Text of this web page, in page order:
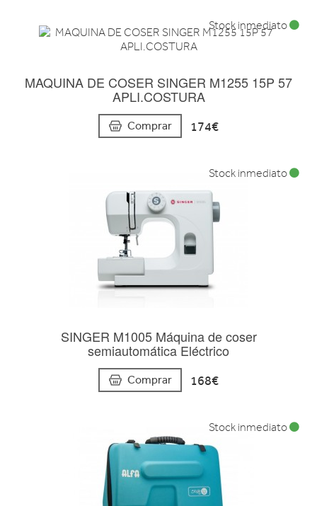
MAQUINA DE COSER SINGER M1255 15P 57
APLI.COSTURA
Comprar 174€
Stock inmediato
SINGER M1005 Máquina de coser
semiautomática Eléctrico
Comprar 168€
Stock inmediato
Stock inmediato